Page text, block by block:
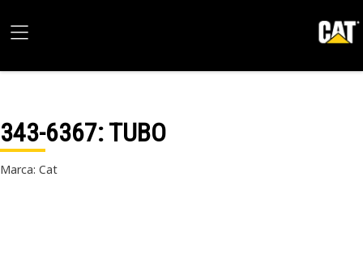
343-6367: TUBO
Marca: Cat